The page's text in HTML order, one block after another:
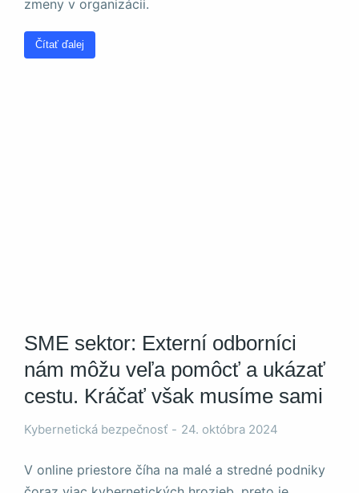
zmeny v organizácii.
Čítať ďalej
SME sektor: Externí odborníci
nám môžu veľa pomôcť a ukázať
cestu. Kráčať však musíme sami
Kybernetická bezpečnosť 24. októbra 2024
V online priestore číha na malé a stredné podniky
spôsobu
používania
webovej
stránky.